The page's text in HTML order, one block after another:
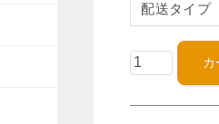
配送タイプ